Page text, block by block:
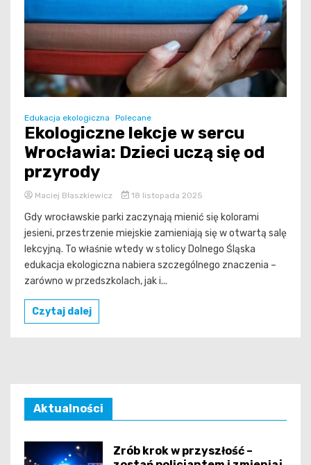
Edukacja ekologiczna Polecane
Ekologiczne lekcje w sercu
Wrocławia: Dzieci uczą się od
przyrody
Maciej Błaszkiewicz 18 listopada 2025
Gdy wrocławskie parki zaczynają mienić się kolorami
jesieni, przestrzenie miejskie zamieniają się w otwartą salę
lekcyjną. To właśnie wtedy w stolicy Dolnego Śląska
edukacja ekologiczna nabiera szczególnego znaczenia –
zarówno w przedszkolach, jak i...
Czytaj dalej
Aktualności
Zrób krok w przyszłość –